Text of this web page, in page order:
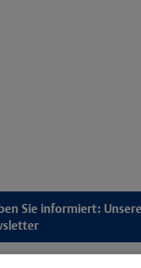
Sie informiert: